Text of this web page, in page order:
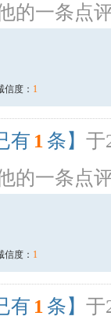
的一条点
信度： 1
有 1 条】 于
的一条点
信度： 1
有 1 条】 于